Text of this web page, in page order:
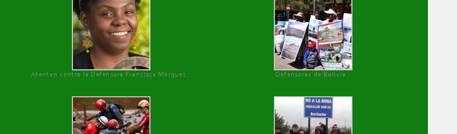
Atentan contra la Defensora Francisca Márquez Defensoras de Bolivia